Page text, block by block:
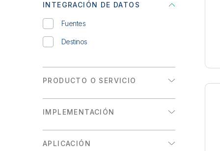
INTEGRACIÓN DE DATOS
Fuentes
Destinos
PRODUCTO O SERVICIO
Qlik Sense
IMPLEMENTACIÓN
Nube
APLICACIÓN